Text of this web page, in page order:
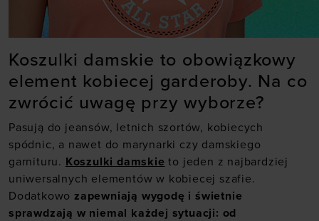
Koszulki damskie to obowiązkowy
element kobiecej garderoby. Na co
zwrócić uwagę przy wyborze?
Pasują do jeansów, letnich szortów, kobiecych
spódnic, a nawet do marynarki czy damskiego
garnituru. Koszulki damskie to jeden z najbardziej
uniwersalnych elementów w kobiecej szafie.
Dodatkowo zapewniają wygodę i świetnie
sprawdzają w niemal każdej sytuacji: od